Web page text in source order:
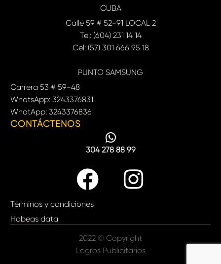
CUBA
Calle 59 # 52-91 LOCAL 2
Tel: (604) 231 14 14
Cel: (57) 301 666 95 18
PUNTO SAMSUNG
Carrera 53 # 59-48
WhatsApp: 3243376831
WhatApp: 3243376836
CONTÁCTENOS
304 278 88 99
Términos y condiciones
Habeas data
2022 © Copyright
Logros Publicitarios